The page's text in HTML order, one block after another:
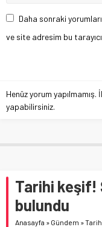
Daha sonraki
ve site adresim bu
Henüz yorum yapılmamış.
yapabilirsiniz.
Tarihi keşif!
bulundu
Anasayfa » Gündem »